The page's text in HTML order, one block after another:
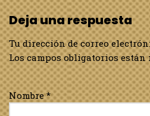
Deja una respuesta
Tu dirección de correo
Los campos obligatorios
Nombre*